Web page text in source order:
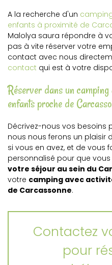
A la recherche d'un
enfants à proximité de
Malolya saura répondre à
pas à vite réserver votre
contact avec nous
contact qui est à votre
Réserver dans un
enfants proche de
Décrivez-nous vos besoins
nous nous ferons un plaisir
si vous en avez, et de vous
personnalisé pour que vous
votre séjour au sein du
votre camping avec
de Carcassonne.
Contactez
pour